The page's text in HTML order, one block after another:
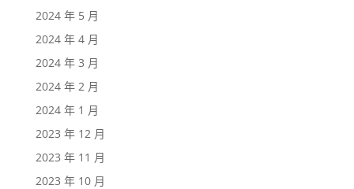
2024 年 5 月
2024 年 4 月
2024 年 3 月
2024 年 2 月
2024 年 1 月
2023 年 12 月
2023 年 11 月
2023 年 10 月